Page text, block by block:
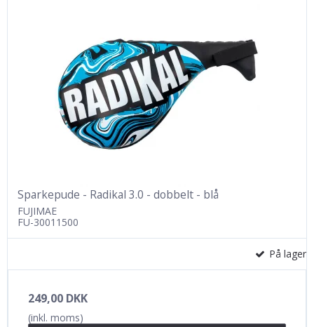
Sparkepude - Radikal 3.0 - dobbelt - blå
FUJIMAE
FU-30011500
På lager
249,00 DKK
(inkl. moms)